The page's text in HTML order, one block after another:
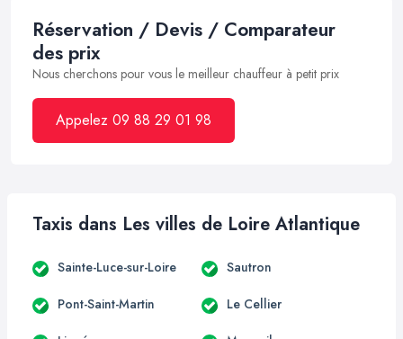
Réservation / Devis / Comparateur
des prix
Nous cherchons pour vous le meilleur chauffeur à petit prix
Appelez 09 88 29 01 98
Taxis dans Les villes de Loire Atlantique
Sainte-Luce-sur-Loire Sautron
Pont-Saint-Martin Le Cellier